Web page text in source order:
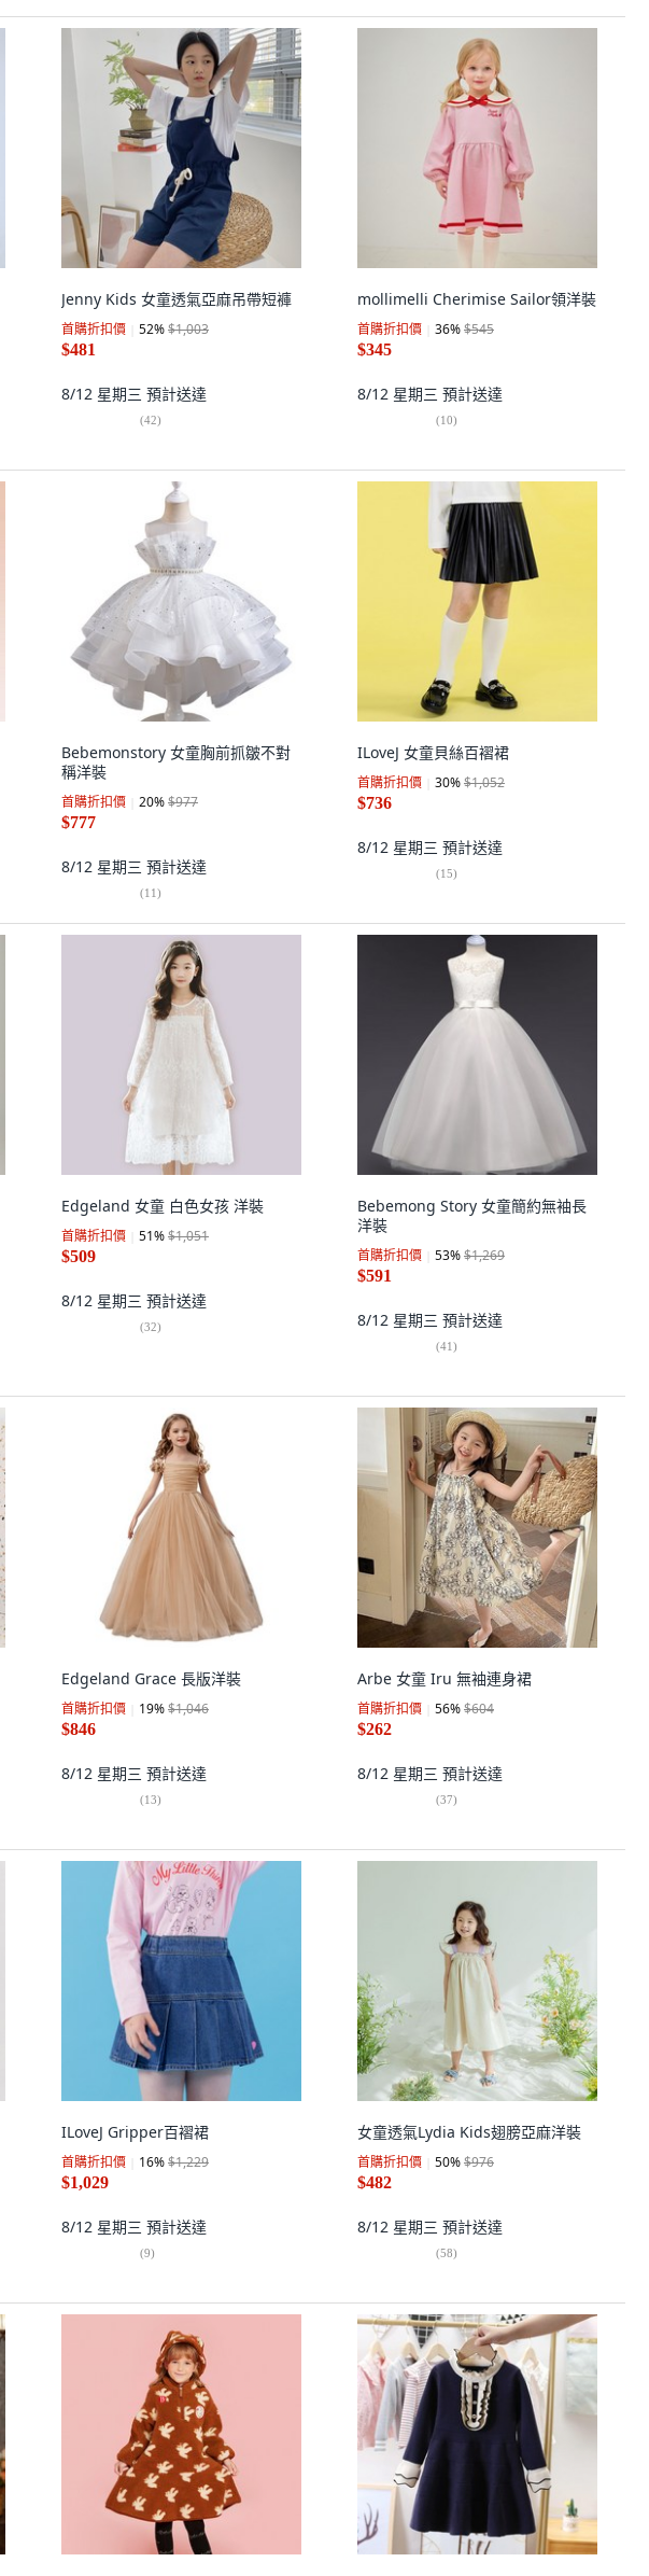
Jenny Kids 女童透氣亞麻吊帶短褲
首購折扣價 52%$1,003
$481
8/12 星期三 預計送達
(42)
mollimelli Cherimise Sailor領洋裝
首購折扣價 36%$545
$345
8/12 星期三 預計送達
(10)
Bebemonstory 女童胸前抓皺不對
稱洋裝
首購折扣價 20%$977
$777
8/12 星期三 預計送達
(11)
ILoveJ 女童貝絲百褶裙
首購折扣價 30%$1,052
$736
8/12 星期三 預計送達
(15)
Edgeland 女童 白色女孩 洋裝
首購折扣價 51%$1,051
$509
8/12 星期三 預計送達
(32)
Bebemong Story 女童簡約無袖長
洋裝
首購折扣價 53%$1,269
$591
8/12 星期三 預計送達
(41)
Edgeland Grace 長版洋裝
首購折扣價 19%$1,046
$846
8/12 星期三 預計送達
(13)
Arbe 女童 Iru 無袖連身裙
首購折扣價 56%$604
$262
8/12 星期三 預計送達
(37)
ILoveJ Gripper百褶裙
首購折扣價 16%$1,229
$1,029
8/12 星期三 預計送達
(9)
女童透氣Lydia Kids翅膀亞麻洋裝
首購折扣價 50%$976
$482
8/12 星期三 預計送達
(58)